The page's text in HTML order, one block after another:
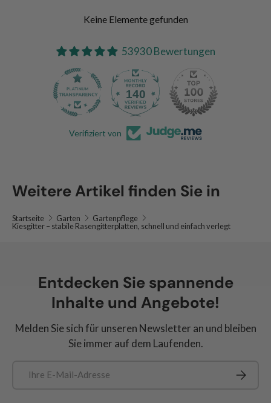
Keine Elemente gefunden
53930 Bewertungen
140
Verifiziert von
Weitere Artikel finden Sie in
Startseite Garten
Gartenpflege
Kiesgitter – stabile Rasengitterplatten, schnell und einfach verlegt
Entdecken Sie spannende
Inhalte und Angebote!
Melden Sie sich für unseren Newsletter an und bleiben
Sie immer auf dem Laufenden.